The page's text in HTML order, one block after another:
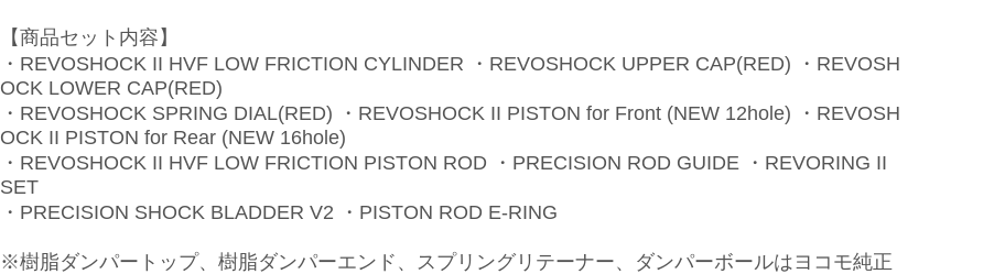
【商品セット内容】
・REVOSHOCK II HVF LOW FRICTION CYLINDER ・REVOSHOCK UPPER CAP(RED) ・REVOSH
OCK LOWER CAP(RED)
・REVOSHOCK SPRING DIAL(RED) ・REVOSHOCK II PISTON for Front (NEW 12hole) ・REVOSH
OCK II PISTON for Rear (NEW 16hole)
・REVOSHOCK II HVF LOW FRICTION PISTON ROD ・PRECISION ROD GUIDE ・REVORING II
SET
・PRECISION SHOCK BLADDER V2 ・PISTON ROD E-RING
※樹脂ダンパートップ、樹脂ダンパーエンド、スプリングリテーナー、ダンパーボールはヨコモ純正